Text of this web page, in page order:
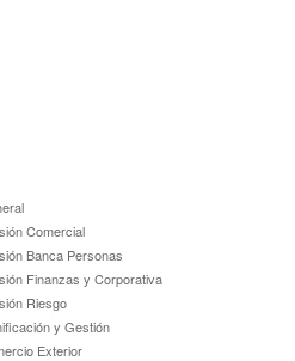
Comercial
Banca Personas
Finanzas y Corporativa
Riesgo
y Gestión
Exterior